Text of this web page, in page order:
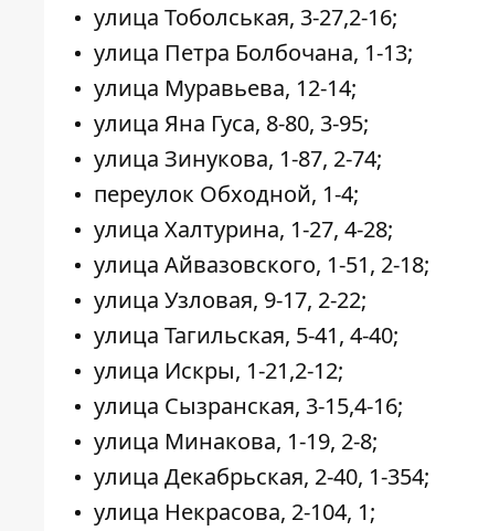
улица Тоболськая, 3-27,2-16;
улица Петра Болбочана, 1-13;
улица Муравьева, 12-14;
улица Яна Гуса, 8-80, 3-95;
улица Зинукова, 1-87, 2-74;
переулок Обходной, 1-4;
улица Халтурина, 1-27, 4-28;
улица Айвазовского, 1-51, 2-18;
улица Узловая, 9-17, 2-22;
улица Тагильская, 5-41, 4-40;
улица Искры, 1-21,2-12;
улица Сызранская, 3-15,4-16;
улица Минакова, 1-19, 2-8;
улица Декабрьская, 2-40, 1-354;
улица Некрасова, 2-104, 1;